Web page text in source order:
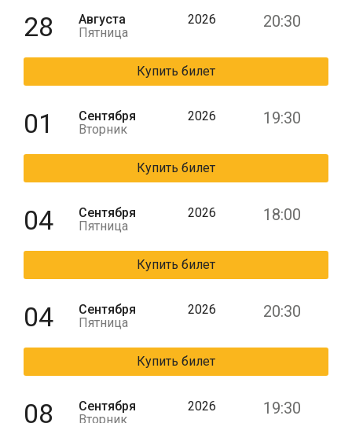
28
Августа
Пятница
2026 20:30
Купить билет
01
Сентября
Вторник
2026 19:30
Купить билет
04
Сентября
Пятница
2026 18:00
Купить билет
04
Сентября
Пятница
2026 20:30
Купить билет
08
Сентября
Вторник
2026 19:30